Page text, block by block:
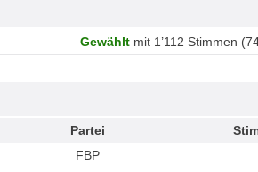
Gewähltmit 1’112 Stimmen
Partei
FBP